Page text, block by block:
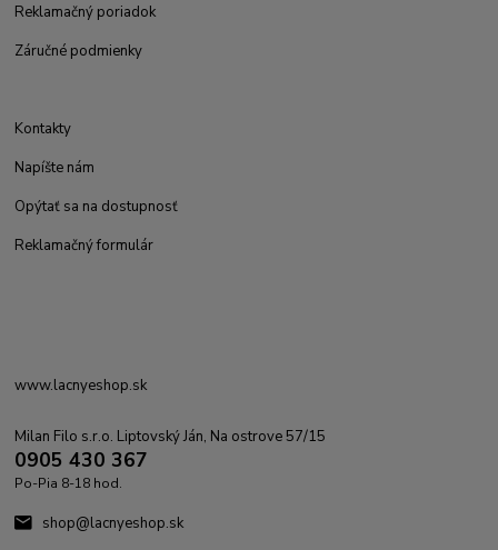
Reklamačný poriadok
Záručné podmienky
Kontakty
Napíšte nám
Opýtať sa na dostupnosť
Reklamačný formulár
www.lacnyeshop.sk
Milan Filo s.r.o. Liptovský Ján, Na ostrove 57/15
0905 430 367
Po-Pia 8-18 hod.
shop@lacnyeshop.sk